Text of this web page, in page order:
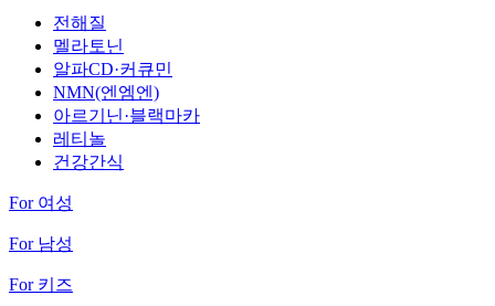
전해질
멜라토닌
알파CD·커큐민
NMN(엔엠엔)
아르기닌·블랙마카
레티놀
건강간식
For 여성
For 남성
For 키즈